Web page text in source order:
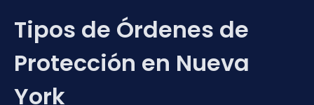
Tipos de Órdenes de
Protección en Nueva
York